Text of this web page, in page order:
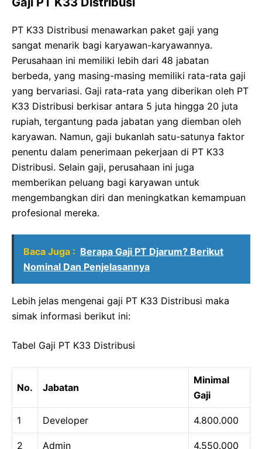
PT K33 Distribusi menawarkan paket gaji yang
sangat menarik bagi karyawan-karyawannya.
Perusahaan ini memiliki lebih dari 48 jabatan
berbeda, yang masing-masing memiliki rata-rata gaji
yang bervariasi. Gaji rata-rata yang diberikan oleh PT
K33 Distribusi berkisar antara 5 juta hingga 20 juta
rupiah, tergantung pada jabatan yang diemban oleh
karyawan. Namun, gaji bukanlah satu-satunya faktor
penentu dalam penerimaan pekerjaan di PT K33
Distribusi. Selain gaji, perusahaan ini juga
memberikan peluang bagi karyawan untuk
mengembangkan diri dan meningkatkan kemampuan
profesional mereka.
Baca Juga : Berapa Gaji PT Djarum? Berikut
Nominal Dan Penjelasannya
Lebih jelas mengenai gaji PT K33 Distribusi maka
simak informasi berikut ini:
Tabel Gaji PT K33 Distribusi
No. Jabatan
Minimal
Gaji
1 Developer 4.800.000
2 Admin 4.550.000